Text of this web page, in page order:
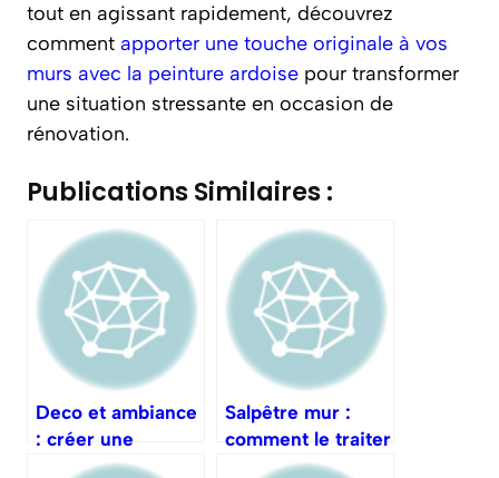
tout en agissant rapidement, découvrez
comment apporter une touche originale à vos
murs avec la peinture ardoise pour transformer
une situation stressante en occasion de
rénovation.
Publications Similaires :
Deco et ambiance
: créer une
atmosphère
Salpêtre mur :
comment le traiter
durablement ?